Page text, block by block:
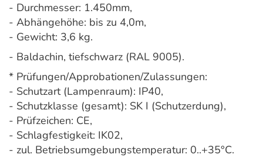
- Durchmesser: 1.450mm,
- Abhängehöhe: bis zu 4,0m,
- Gewicht: 3,6 kg.
- Baldachin, tiefschwarz (RAL 9005).
* Prüfungen/Approbationen/Zulassungen:
- Schutzart (Lampenraum): IP40,
- Schutzklasse (gesamt): SK I (Schutzerdung),
- Prüfzeichen: CE,
- Schlagfestigkeit: IK02,
- zul. Betriebsumgebungstemperatur: 0..+35°C.